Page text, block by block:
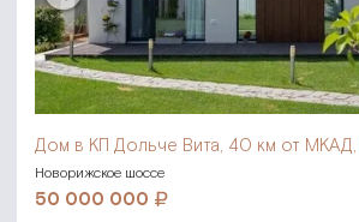
Дом в КП Дольче Вита, 40 км от МКАД,
Новорижское шоссе
50 000 000